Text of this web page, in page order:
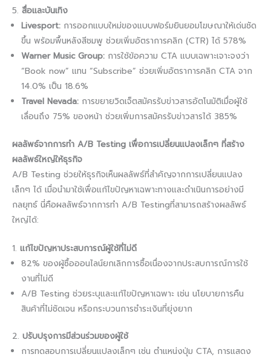
5. สื่อและบันเทิง
Livesport: การออกแบบใหม่ของแบบฟอร์มยินยอมโฆษณาให้เด่นชัด
ขึ้น พร้อมพื้นหลังสีชมพู ช่วยเพิ่มอัตราการคลิก (CTR) ได้ 578%
Warner Music Group: การใช้ข้อความ CTA แบบเฉพาะเจาะจงว่า
“Book now” แทน “Subscribe” ช่วยเพิ่มอัตราการคลิก CTA จาก
14.0% เป็น 18.6%
Travel Nevada: การขยายวิดเจ็ตสมัครรับข่าวสารอัตโนมัติเมื่อผู้ใช้
เลื่อนถึง 75% ของหน้า ช่วยเพิ่มการสมัครรับข่าวสารได้ 385%
ผลลัพธ์จากการทำ A/B Testing เพื่อการเปลี่ยนแปลงเล็กๆ ที่สร้าง
ผลลัพธ์ใหญ่ให้ธุรกิจ
A/B Testing ช่วยให้ธุรกิจเห็นผลลัพธ์ที่สำคัญจากการเปลี่ยนแปลง
เล็กๆ ได้ เมื่อนำมาใช้เพื่อแก้ไขปัญหาเฉพาะทางและดำเนินการอย่างมี
กลยุทธ์ นี่คือผลลัพธ์จากการทำ A/B Testingที่สามารถสร้างผลลัพธ์
ใหญ่ได้:
1. แก้ไขปัญหาประสบการณ์ผู้ใช้ที่ไม่ดี
82% ของผู้ซื้อออนไลน์ยกเลิกการซื้อเนื่องจากประสบการณ์การใช้
งานที่ไม่ดี
A/B Testing ช่วยระบุและแก้ไขปัญหาเฉพาะ เช่น นโยบายการคืน
สินค้าที่ไม่ชัดเจน หรือกระบวนการชำระเงินที่ยุ่งยาก
2. ปรับปรุงการมีส่วนร่วมของผู้ใช้
การทดสอบการเปลี่ยนแปลงเล็กๆ เช่น ตำแหน่งปุ่ม CTA, การแสดง